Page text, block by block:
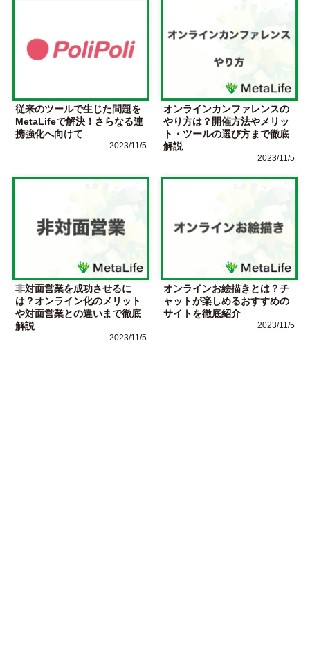
従来のツールで生じた問題を
MetaLifeで解決！さらなる連
携強化へ向けて
2023/11/5
オンラインカンファレンスの
やり方は？開催方法やメリッ
ト・ツールの選び方まで徹底
解説
2023/11/5
非対面営業を成功させるに
は？オンライン化のメリット
や対面営業との違いまで徹底
解説
2023/11/5
オンラインお絵描きとは？チ
ャットが楽しめるおすすめの
サイトを徹底紹介
2023/11/5